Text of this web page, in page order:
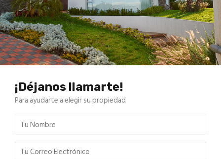
¡Déjanos llamarte!
Para ayudarte a elegir su propiedad